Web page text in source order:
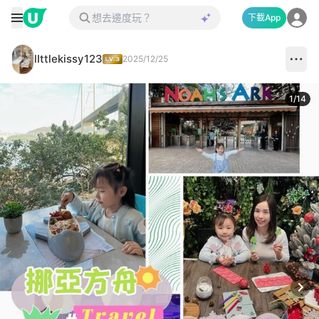
下載App
lIttlekissy123 2025/12/25
1/14